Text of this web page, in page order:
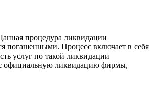
процедура ликвидации
погашенными. Процесс включает в себя
услуг по такой ликвидации
официальную ликвидацию фирмы,